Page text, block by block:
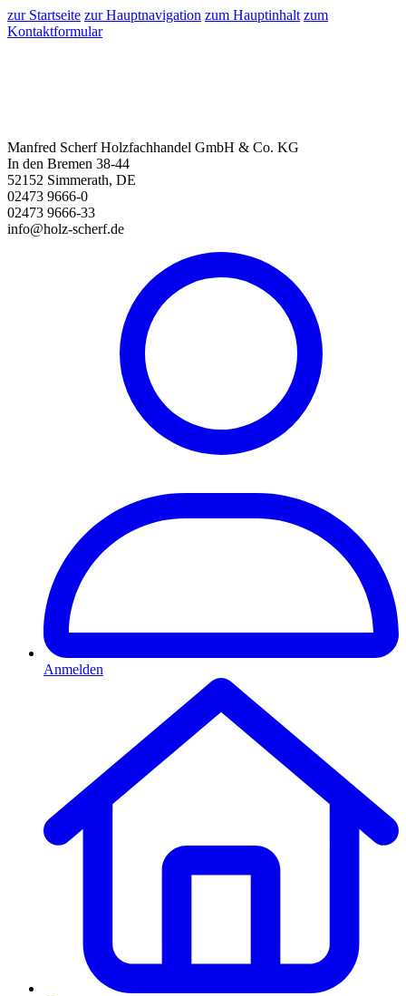
zur Startseite zur Hauptnavigation zum Hauptinhalt zum
Kontaktformular
Manfred Scherf Holzfachhandel GmbH & Co. KG
In den Bremen 38-44
52152 Simmerath, DE
02473 9666-0
02473 9666-33
info@holz-scherf.de
Anmelden